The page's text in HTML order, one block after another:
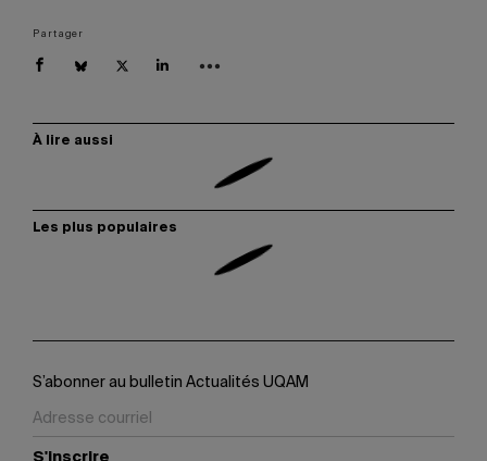
Partager
À lire aussi
Les plus populaires
S’abonner au bulletin Actualités UQAM
S'inscrire